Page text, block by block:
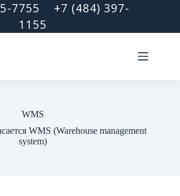
7755
+7 (484) 397-
1155
WMS
WMS (Warehouse management
system)